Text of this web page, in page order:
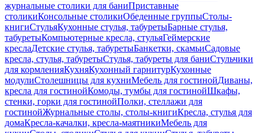
журнальные столики для баниПриставные
столикиКонсольные столикиОбеденные группыСтолы-
книгиСтульяКухонные стулья, табуретыБарные стулья,
табуретыКомпьютерные кресла, стульяГеймерские
креслаДетские стулья, табуретыБанкетки, скамьиСадовые
кресла, стулья, табуретыСтулья, табуреты для баниСтульчики
для кормленияКухняКухонный гарнитурКухонные
модулиСтолешницы для кухниМебель для гостинойДиваны,
кресла для гостинойКомоды, тумбы для гостинойШкафы,
стенки, горки для гостинойПолки, стеллажи для
гостинойЖурнальные столы, столы-книгиКресла, стулья для
домаКресла-качалки, кресла-маятникиМебель для